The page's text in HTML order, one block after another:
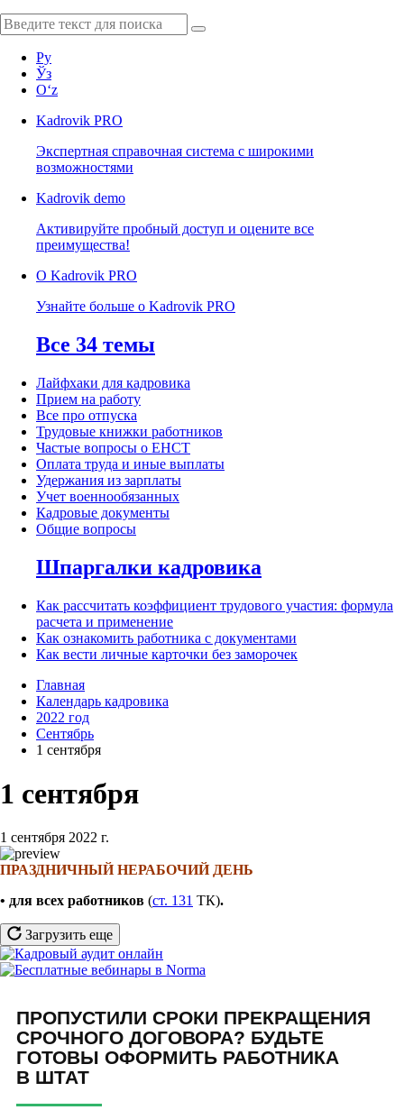
Ру
Ўз
Oʻz
Kadrovik PRO
Экспертная справочная система с широкими
возможностями
Kadrovik demo
Активируйте пробный доступ и оцените все
преимущества!
О Kadrovik PRO
Узнайте больше о Kadrovik PRO
Все 34 темы
Лайфхаки для кадровика
Прием на работу
Все про отпуска
Трудовые книжки работников
Частые вопросы о ЕНСТ
Оплата труда и иные выплаты
Удержания из зарплаты
Учет военнообязанных
Кадровые документы
Общие вопросы
Шпаргалки кадровика
Как рассчитать коэффициент трудового участия: формула
расчета и применение
Как ознакомить работника с документами
Как вести личные карточки без заморочек
Главная
Календарь кадровика
2022 год
Сентябрь
1 сентября
1 сентября
1 сентября 2022 г.
ПРАЗДНИЧНЫЙ НЕРАБОЧИЙ ДЕНЬ
• для всех работников (ст. 131 ТК).
Загрузить еще
ПРОПУСТИЛИ СРОКИ ПРЕКРАЩЕНИЯ
СРОЧНОГО ДОГОВОРА? БУДЬТЕ
ГОТОВЫ ОФОРМИТЬ РАБОТНИКА
В ШТАТ